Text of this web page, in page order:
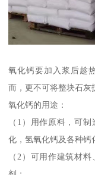
氧化钙要加入浆后趁
而，更不可将整块石灰
氧化钙的用途：
（1）用作原料，可
化，氢氧化钙及各种钙
（2）可用作建筑材